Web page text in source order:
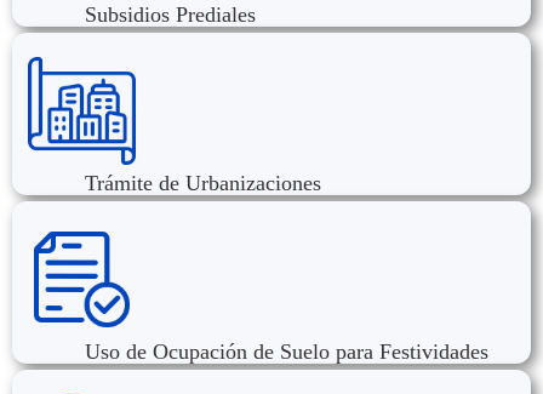
Subsidios Prediales
Trámite de Urbanizaciones
Uso de Ocupación de Suelo para Festividades